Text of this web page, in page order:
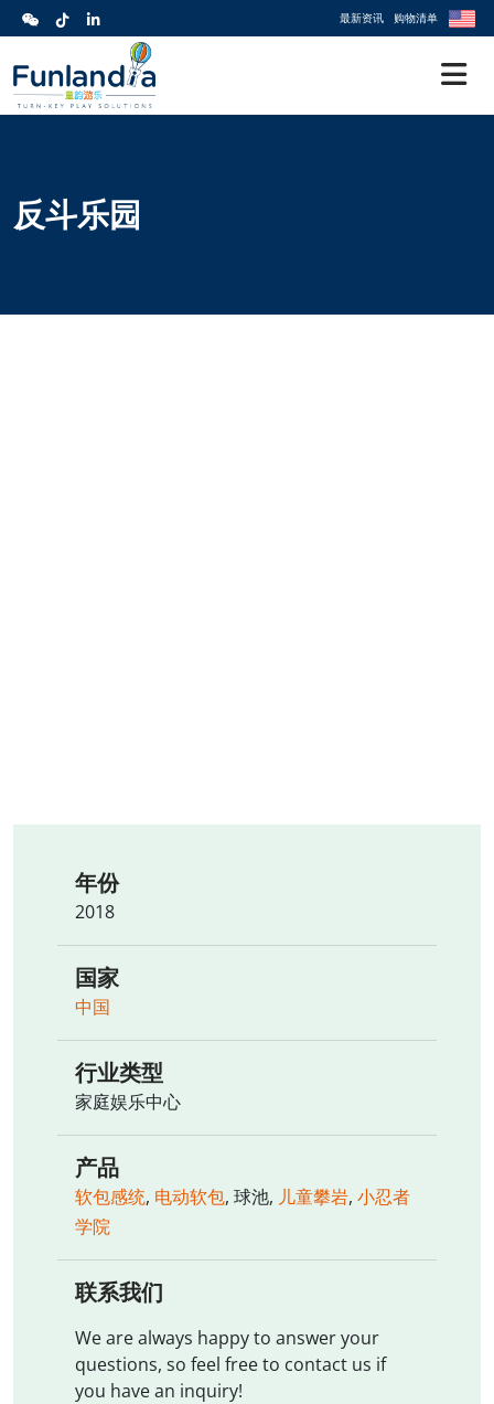
最新资讯 购物清单
反斗乐园
年份
2018
国家
中国
行业类型
家庭娱乐中心
产品
软包感统, 电动软包, 球池, 儿童攀岩, 小忍者
学院
联系我们
We are always happy to answer your
questions, so feel free to contact us if
you have an inquiry!